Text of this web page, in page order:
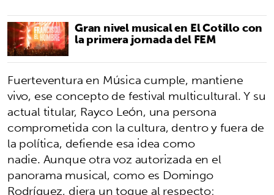
Gran nivel musical en El Cotillo con
la primera jornada del FEM
Fuerteventura en Música cumple, mantiene
vivo, ese concepto de festival multicultural. Y su
actual titular, Rayco León, una persona
comprometida con la cultura, dentro y fuera de
la política, defiende esa idea como
nadie. Aunque otra voz autorizada en el
panorama musical, como es Domingo
Rodríguez, diera un toque al respecto: